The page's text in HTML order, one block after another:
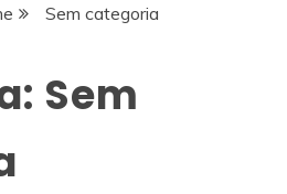
Sem categoria
Sem